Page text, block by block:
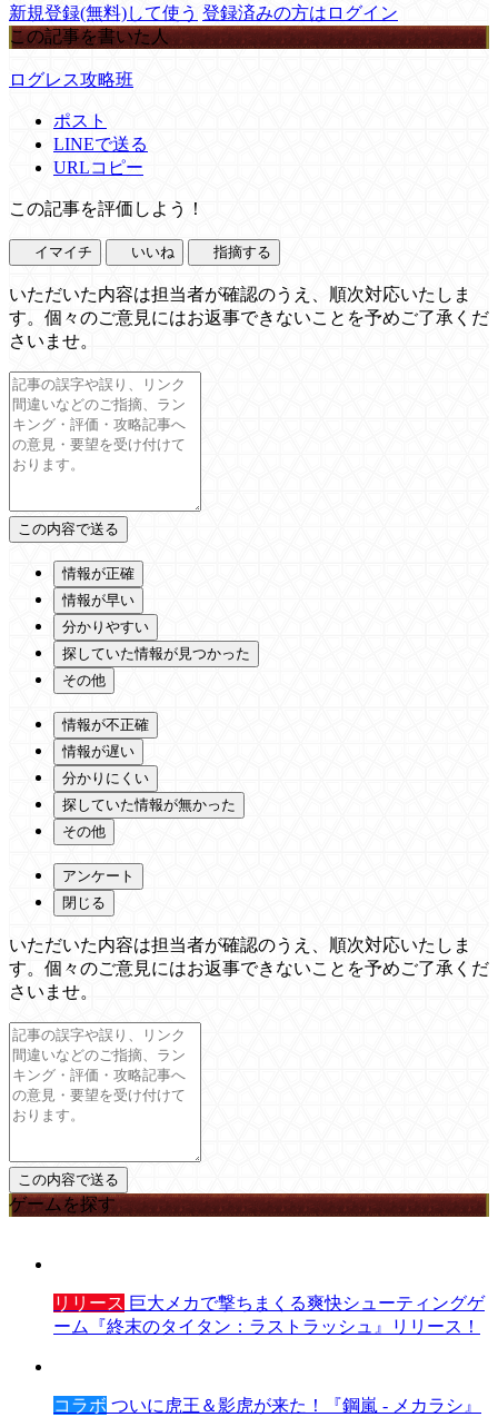
新規登録(無料)して使う 登録済みの方はログイン
この記事を書いた人
ログレス攻略班
ポスト
LINEで送る
URLコピー
この記事を評価しよう！
イマイチ いいね 指摘する
いただいた内容は担当者が確認のうえ、順次対応いたしま
す。個々のご意見にはお返事できないことを予めご了承くだ
さいませ。
情報が正確
情報が早い
分かりやすい
探していた情報が見つかった
その他
情報が不正確
情報が遅い
分かりにくい
探していた情報が無かった
その他
アンケート
閉じる
いただいた内容は担当者が確認のうえ、順次対応いたしま
す。個々のご意見にはお返事できないことを予めご了承くだ
さいませ。
ゲームを探す
リリース 巨大メカで撃ちまくる爽快シューティングゲ
ーム『終末のタイタン：ラストラッシュ』リリース！
コラボ ついに虎王＆影虎が来た！『鋼嵐 - メカラシ』